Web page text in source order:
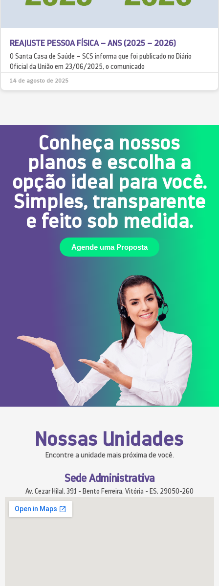
REAJUSTE PESSOA FÍSICA – ANS (2025 – 2026)
O Santa Casa de Saúde – SCS informa que foi publicado no Diário
Oficial da União em 23/06/2025, o comunicado
14 de agosto de 2025
Conheça nossos
planos e escolha a
opção ideal para você.
Simples, transparente
e feito sob medida.
Agende uma Proposta
Nossas Unidades
Encontre a unidade mais próxima de você.
Sede Administrativa
Av. Cezar Hilal, 391 - Bento Ferreira, Vitória - ES, 29050-260